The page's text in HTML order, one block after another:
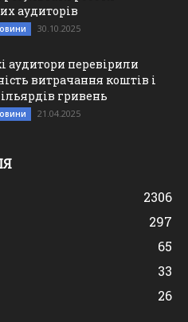
аудиторів
30.10.2025
аудитори перевірили
витрачання коштів і
гривень
21.04.2025
2306
297
65
33
26